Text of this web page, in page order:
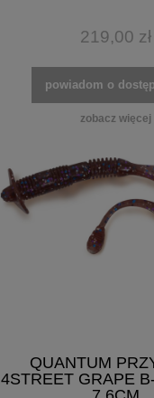
219,00 zł
powiadom o
zobacz więcej
QUANTUM
4STREET GRAPE